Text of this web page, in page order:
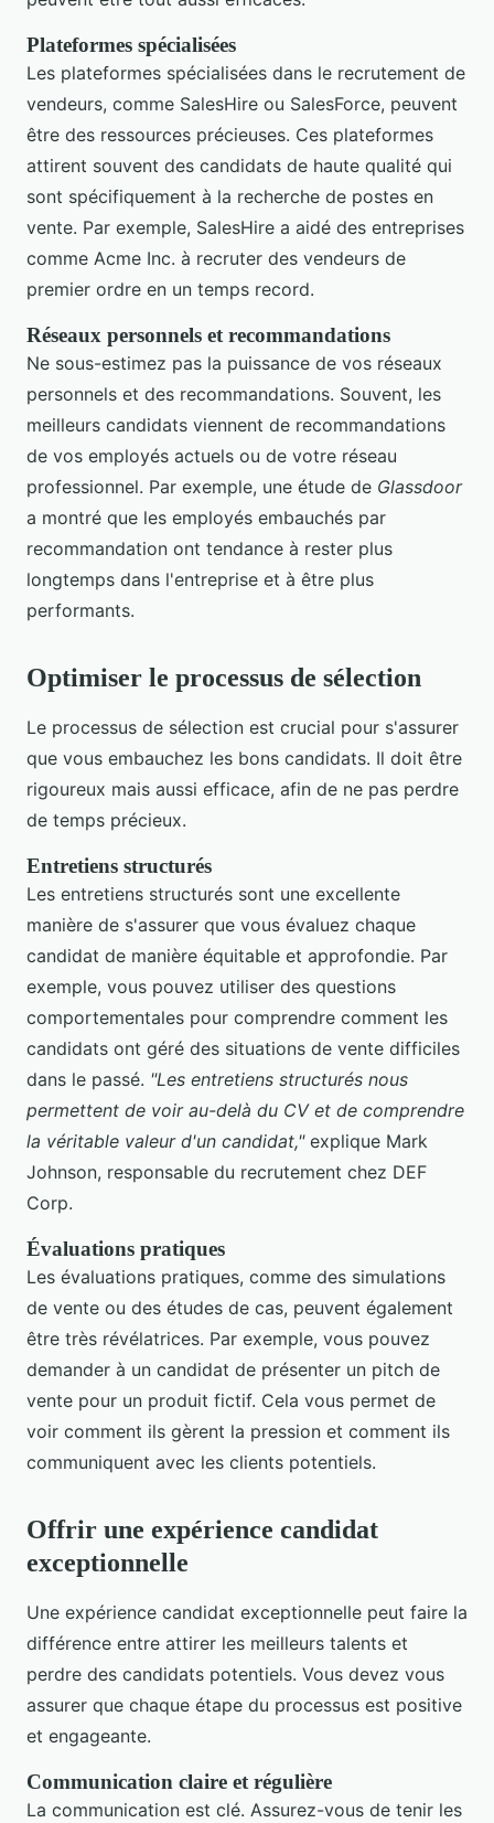
Plateformes spécialisées
Les plateformes spécialisées dans le recrutement de
vendeurs, comme SalesHire ou SalesForce, peuvent
être des ressources précieuses. Ces plateformes
attirent souvent des candidats de haute qualité qui
sont spécifiquement à la recherche de postes en
vente. Par exemple, SalesHire a aidé des entreprises
comme Acme Inc. à recruter des vendeurs de
premier ordre en un temps record.
Réseaux personnels et recommandations
Ne sous-estimez pas la puissance de vos réseaux
personnels et des recommandations. Souvent, les
meilleurs candidats viennent de recommandations
de vos employés actuels ou de votre réseau
professionnel. Par exemple, une étude de Glassdoor
a montré que les employés embauchés par
recommandation ont tendance à rester plus
longtemps dans l'entreprise et à être plus
performants.
Optimiser le processus de sélection
Le processus de sélection est crucial pour s'assurer
que vous embauchez les bons candidats. Il doit être
rigoureux mais aussi efficace, afin de ne pas perdre
de temps précieux.
Entretiens structurés
Les entretiens structurés sont une excellente
manière de s'assurer que vous évaluez chaque
candidat de manière équitable et approfondie. Par
exemple, vous pouvez utiliser des questions
comportementales pour comprendre comment les
candidats ont géré des situations de vente difficiles
dans le passé. "Les entretiens structurés nous
permettent de voir au-delà du CV et de comprendre
la véritable valeur d'un candidat,"explique Mark
Johnson, responsable du recrutement chez DEF
Corp.
Évaluations pratiques
Les évaluations pratiques, comme des simulations
de vente ou des études de cas, peuvent également
être très révélatrices. Par exemple, vous pouvez
demander à un candidat de présenter un pitch de
vente pour un produit fictif. Cela vous permet de
voir comment ils gèrent la pression et comment ils
communiquent avec les clients potentiels.
Offrir une expérience candidat
exceptionnelle
Une expérience candidat exceptionnelle peut faire la
différence entre attirer les meilleurs talents et
perdre des candidats potentiels. Vous devez vous
assurer que chaque étape du processus est positive
et engageante.
Communication claire et régulière
La communication est clé. Assurez-vous de tenir les